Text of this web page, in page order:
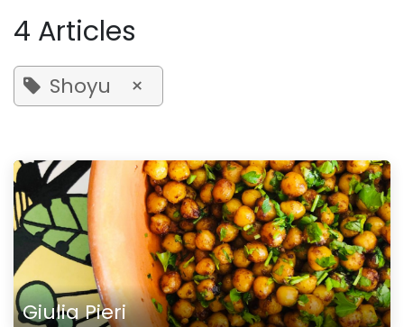
4 Articles
Shoyu ×
Giulia Pieri